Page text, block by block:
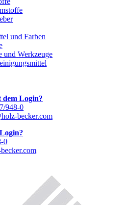
und Farben
und Werkzeuge
dem Login?
948-0
becker.com
0